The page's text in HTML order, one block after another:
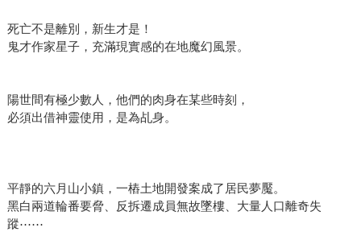
死亡不是離別，新生才是！
鬼才作家星子，充滿現實感的在地魔幻風景。
陽世間有極少數人，他們的肉身在某些時刻，
必須出借神靈使用，是為乩身。
平靜的六月山小鎮，一樁土地開發案成了居民夢魘。
黑白兩道輪番要脅、反拆遷成員無故墜樓、大量人口離奇失
蹤⋯⋯